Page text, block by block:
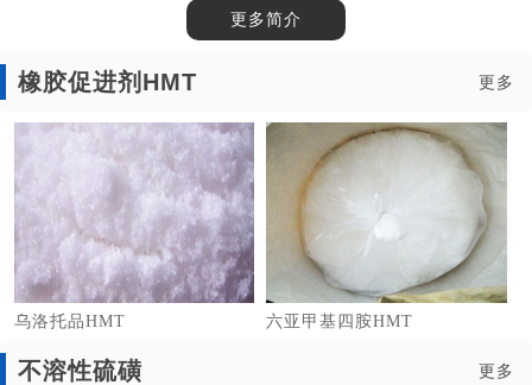
更多简介
橡胶促进剂HMT 更多
乌洛托品HMT 六亚甲基四胺HMT
不溶性硫磺 更多